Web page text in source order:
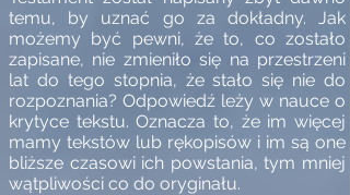
temu, by uznać go za dokładny. Jak
możemy być pewni, że to, co zostało
zapisane, nie zmieniło się na przestrzeni
lat do tego stopnia, że stało się nie do
rozpoznania? Odpowiedź leży w nauce o
krytyce tekstu. Oznacza to, że im więcej
mamy tekstów lub rękopisów i im są one
bliższe czasowi ich powstania, tym mniej
wątpliwości co do oryginału.